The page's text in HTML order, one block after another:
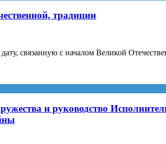
традиции
связанную с началом Великой
и руководство